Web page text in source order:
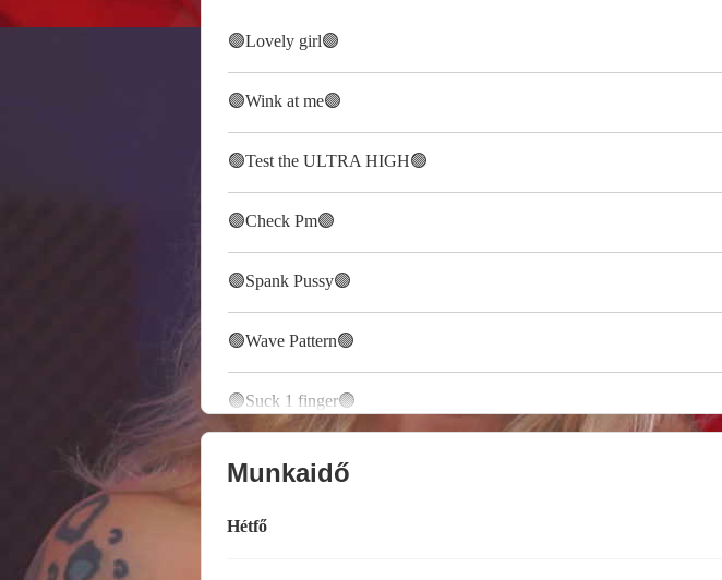
🟣Lovely girl🟣
🟣Wink at me🟣
🟢Test the ULTRA HIGH🟢
🟣Check Pm🟣
🟣Spank Pussy🟣
🟢Wave Pattern🟢
🟣Suck 1 finger🟣
Munkaidő
Hétfő